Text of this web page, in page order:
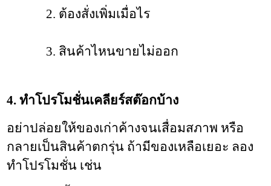
             2. ต้องสั่งเพิ่มเมื่อไร
             3. สินค้าไหนขายไม่ออก
4. ทำโปรโมชั่นเคลียร์สต๊อกบ้าง
อย่าปล่อยให้ของเก่าค้างจนเสื่อมสภาพ หรือ
กลายเป็นสินค้าตกรุ่น ถ้ามีของเหลือเยอะ ลอง
ทำโปรโมชั่น เช่น